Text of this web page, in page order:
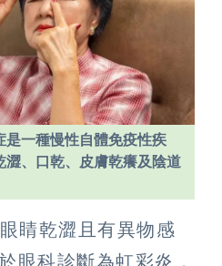
是一種慢性自體免疫性疾
澀、口乾、皮膚乾癢及陰道
睛乾澀且有異物感
眼科診斷為虹彩炎，